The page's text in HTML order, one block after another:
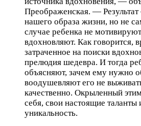
Преображенская. — Результат
нашего образа жизни, но не
случае ребенка не
вдохновляют. Как говорится,
затраченное на поиски
прелюдия шедевра. И тогда
объясняют, зачем ему нужно
воодушевляют его не
качественно. Окрыленный
себя, свои настоящие таланты
уникальность.